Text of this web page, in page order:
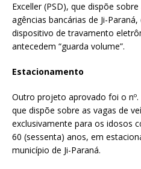
Exceller (PSD), que dispõe
agências bancárias de Ji-
dispositivo de travamento
antecedem “guarda volume”.
Estacionamento
Outro projeto aprovado foi o
que dispõe sobre as vagas de
exclusivamente para os idosos
60 (sessenta) anos, em
município de Ji-Paraná.